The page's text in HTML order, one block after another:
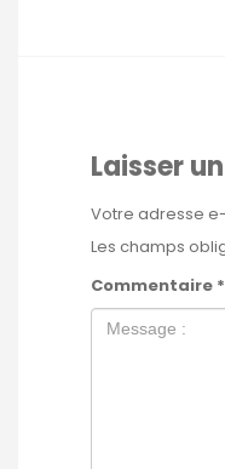
Laisser
Votre adresse
Les champs
Commentaire *